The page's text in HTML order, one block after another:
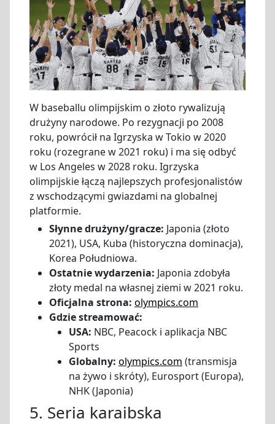
W baseballu olimpijskim o złoto rywalizują
drużyny narodowe. Po rezygnacji po 2008
roku, powrócił na Igrzyska w Tokio w 2020
roku (rozegrane w 2021 roku) i ma się odbyć
w Los Angeles w 2028 roku. Igrzyska
olimpijskie łączą najlepszych profesjonalistów
z wschodzącymi gwiazdami na globalnej
platformie.
Słynne drużyny/gracze: Japonia (złoto
2021), USA, Kuba (historyczna dominacja),
Korea Południowa.
Ostatnie wydarzenia: Japonia zdobyła
złoty medal na własnej ziemi w 2021 roku.
Oficjalna strona: olympics.com
Gdzie streamować:
USA: NBC, Peacock i aplikacja NBC
Sports
Globalny: olympics.com (transmisja
na żywo i skróty), Eurosport (Europa),
NHK (Japonia)
5. Seria karaibska